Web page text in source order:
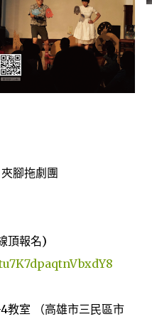
腳拖劇團
頂報名)
教室 （高雄市三民區市